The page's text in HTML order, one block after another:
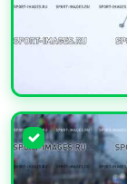
УВЕЛИЧИТЬ